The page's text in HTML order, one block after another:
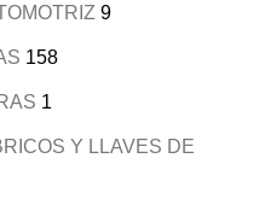
9
158
1
Y LLAVES DE